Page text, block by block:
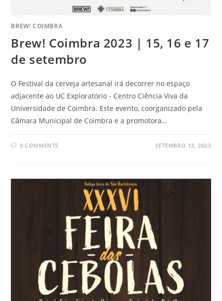
BREW! COIMBRA
Brew! Coimbra 2023 | 15, 16 e 17
de setembro
O Festival da cerveja artesanal irá decorrer no espaço
adjacente ao UC Exploratório - Centro Ciência Viva da
Universidade de Coimbra. Este evento, coorganizado pela
Câmara Municipal de Coimbra e a promotora…
0 COMMENTS SETEMBRO 13, 2023